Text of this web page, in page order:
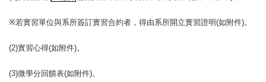
※若實習單位與系所簽訂實習合約者，得由系所開立實習證明(如附件)。
(2)實習心得(如附件)。
(3)微學分回饋表(如附件)。